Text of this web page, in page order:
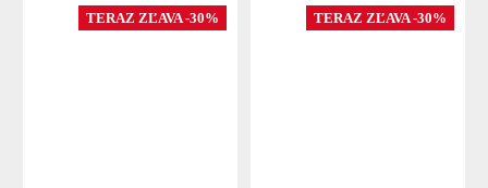
TERAZ ZĽAVA -30% TERAZ ZĽAVA -30%